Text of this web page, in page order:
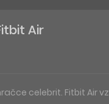
Air
celebrit. Fitbit Air